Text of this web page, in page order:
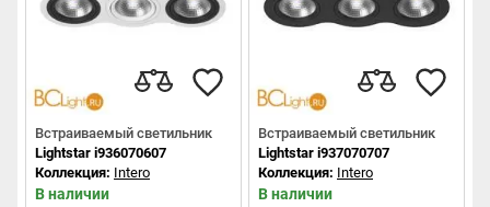
Встраиваемый светильник
Lightstar i936070607
Коллекция: Intero
В наличии
Встраиваемый светильник
Lightstar i937070707
Коллекция: Intero
В наличии